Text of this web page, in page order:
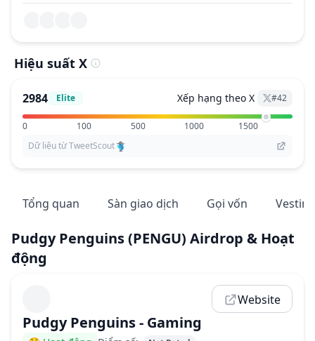
Hiệu suất X
2984 Elite Xếp hạng theo X #42
0 100 500 1000
1500
Dữ liệu từ TweetScout
Tổng quan Sàn giao dịch Gọi vốn Vesting
Pudgy Penguins(PENGU) Airdrop & Hoạt
động
Pudgy Penguins- Gaming
Website